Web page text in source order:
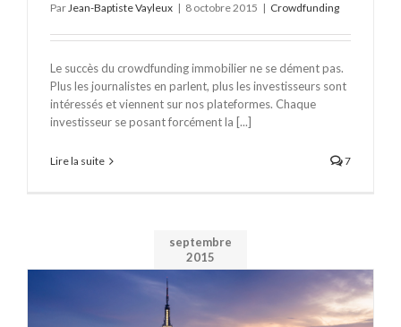
ParJean-Baptiste Vayleux | 8 octobre 2015 | Crowdfunding
Le succès du crowdfunding immobilier ne se dément pas.
Plus les journalistes en parlent, plus les investisseurs sont
intéressés et viennent sur nos plateformes. Chaque
investisseur se posant forcément la [...]
Lire la suite 7
septembre
2015